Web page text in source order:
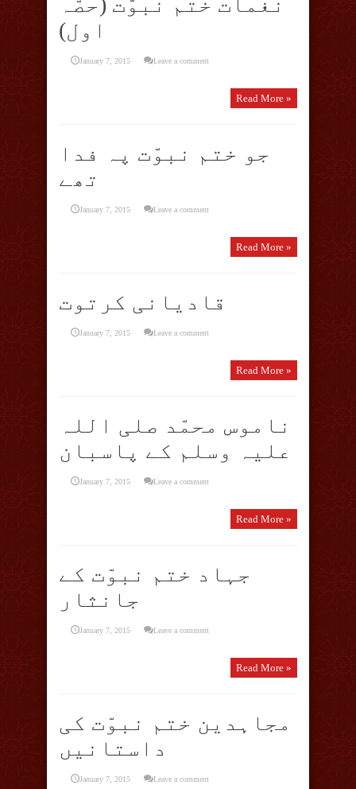
اول)
January 7, 2015 Leave a comment
Read More »
جو ختم نبوّت پہ فدا
تھے
January 7, 2015 Leave a comment
Read More »
قادیانی کرتوت
January 7, 2015 Leave a comment
Read More »
ناموس محمّد صلی اللہ
علیہ وسلم کے پاسبان
January 7, 2015 Leave a comment
Read More »
جہاد ختم نبوّت کے
جانثار
January 7, 2015 Leave a comment
Read More »
مجاہدین ختم نبوّت کی
داستانیں
January 7, 2015 Leave a comment